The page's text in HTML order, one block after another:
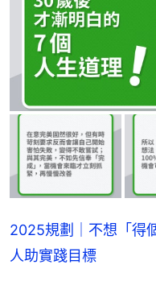
2025規劃｜不想「得
人助實踐目標